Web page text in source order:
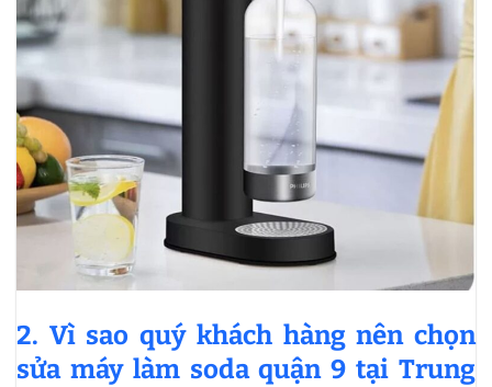
2. Vì sao quý khách hàng nên chọn
sửa máy làm soda quận 9 tại Trung